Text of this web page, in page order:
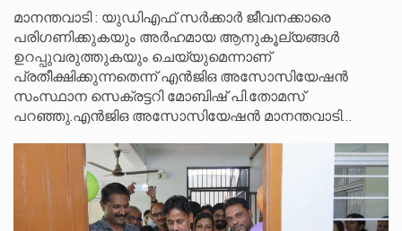
മാനന്തവാടി : യുഡിഎഫ് സർക്കാർ ജീവനക്കാരെ
പരിഗണിക്കുകയും അർഹമായ ആനുകൂല്യങ്ങൾ
ഉറപ്പുവരുത്തുകയും ചെയ്യുമെന്നാണ്
പ്രതീക്ഷിക്കുന്നതെന്ന് എൻജിഒ അസോസിയേഷൻ
സംസ്ഥാന സെക്രട്ടറി മോബിഷ് പി.തോമസ്
പറഞ്ഞു.എൻജിഒ അസോസിയേഷൻ മാനന്തവാടി…